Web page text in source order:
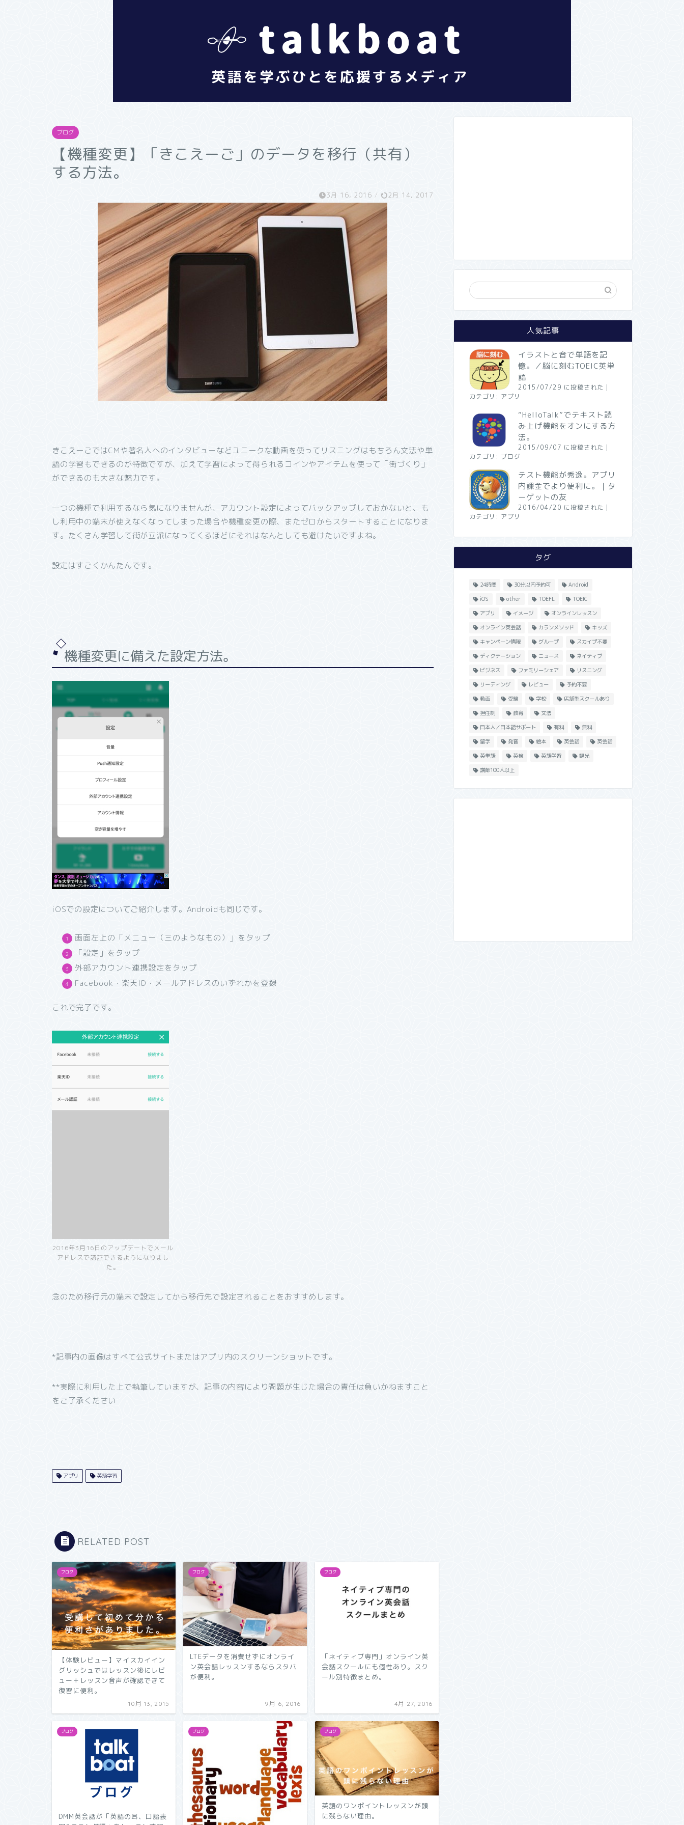
ブログ
【機種変更】「きこえーご」のデータを移行（共有）
する方法。
3月 16, 2016 / 2月 14, 2017
きこえーごではCMや著名人へのインタビューなどユニークな動画を使ってリスニングはもちろん文法や単
語の学習もできるのが特徴ですが、加えて学習によって得られるコインやアイテムを使って「街づくり」
ができるのも大きな魅力です。
一つの機種で利用するなら気になりませんが、アカウント設定によってバックアップしておかないと、も
し利用中の端末が使えなくなってしまった場合や機種変更の際、またゼロからスタートすることになりま
す。たくさん学習して街が立派になってくるほどにそれはなんとしても避けたいですよね。
設定はすごくかんたんです。
機種変更に備えた設定方法。
iOSでの設定についてご紹介します。Androidも同じです。
画面左上の「メニュー（三のようなもの）」をタップ
「設定」をタップ
外部アカウント連携設定をタップ
Facebook・楽天ID・メールアドレスのいずれかを登録
これで完了です。
2016年3月16日のアップデートでメール
アドレスで認証できるようになりまし
た。
念のため移行元の端末で設定してから移行先で設定されることをおすすめします。
*記事内の画像はすべて公式サイトまたはアプリ内のスクリーンショットです。
**実際に利用した上で執筆していますが、記事の内容により問題が生じた場合の責任は負いかねますこと
をご了承ください
アプリ 英語学習
RELATED POST
ブログ
【体験レビュー】マイスカイイン
グリッシュではレッスン後にレビ
ュー＋レッスン音声が確認できて
復習に便利。
10月 13, 2015
ブログ
LTEデータを消費せずにオンライ
ン英会話レッスンするならスタバ
が便利。
9月 6, 2016
ブログ
「ネイティブ専門」オンライン英
会話スクールにも個性あり。スク
ール別特徴まとめ。
4月 27, 2016
ブログ
DMM英会話が「英語の耳、口語表
ブログ ブログ
英語のワンポイントレッスンが頭
に残らない理由。
人気記事
イラストと音で単語を記
憶。／脳に刻むTOEIC英単
語
2015/07/29 に投稿された |
カテゴリ: アプリ
“HelloTalk”でテキスト読
み上げ機能をオンにする方
法。
2015/09/07 に投稿された |
カテゴリ: ブログ
テスト機能が秀逸。アプリ
内課金でより便利に。｜タ
ーゲットの友
2016/04/20 に投稿された |
カテゴリ: アプリ
タグ
24時間 30分以内予約可
Android
iOS
other TOEFL
TOEIC
アプリ
イメージ
オンラインレッスン
オンライン英会話
カランメソッド
キッズ
キャンペーン情報
グループ
スカイプ不要
ディクテーション
ニュース
ネイティブ
ビジネス
ファミリーシェア
リスニング
リーディング
レビュー
予約不要
動画
受験 学校
店舗型スクールあり
担任制
教育
文法
日本人／日本語サポート
有料
無料
留学
発音 絵本 英会話
英会話
英単語
英検 英語学習
観光
講師100人以上